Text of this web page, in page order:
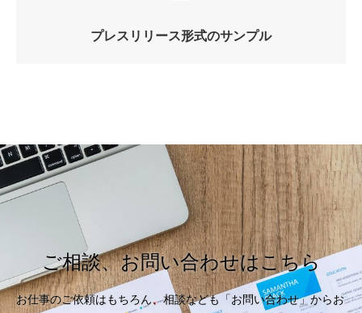
プレスリリース形式のサンプル
ご相談、お問い合わせはこちら
お仕事のご依頼はもちろん、相談なども「お問い合わせ」からお